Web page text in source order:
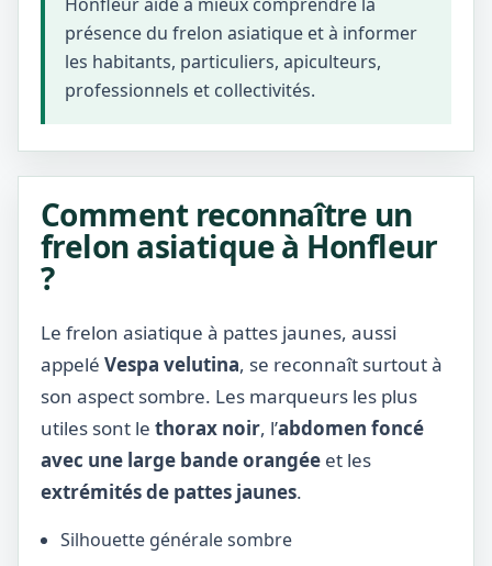
présence du frelon asiatique et à informer
les habitants, particuliers, apiculteurs,
professionnels et collectivités.
Comment reconnaître un
frelon asiatique à Honfleur
?
Le frelon asiatique à pattes jaunes, aussi
appelé Vespa velutina, se reconnaît surtout à
son aspect sombre. Les marqueurs les plus
utiles sont le thorax noir, l’abdomen foncé
avec une large bande orangée et les
extrémités de pattes jaunes.
Silhouette générale sombre